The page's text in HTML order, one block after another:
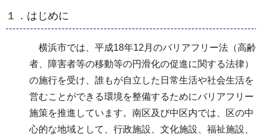
１．はじめに
横浜市では、平成18年12月のバリアフリー法（高齢
者、障害者等の移動等の円滑化の促進に関する法律）
の施行を受け、誰もが自立した日常生活や社会生活を
営むことができる環境を整備するためにバリアフリー
施策を推進しています。南区及び中区内では、区の中
心的な地域として、行政施設、文化施設、福祉施設、